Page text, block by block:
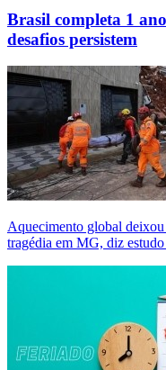
Brasil completa 1
desafios persistem
Aquecimento global
tragédia em MG, diz